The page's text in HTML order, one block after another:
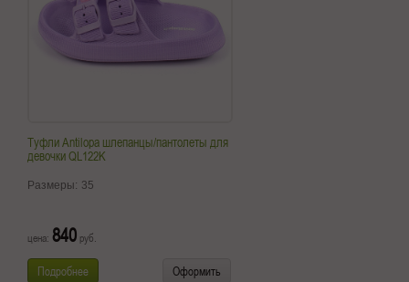
Туфли Antilopa шлепанцы/пантолеты для
девочки QL122K
Размеры: 35
цена: 840 руб.
Подробнее Оформить